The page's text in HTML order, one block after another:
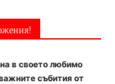
в своето любимо
събития от